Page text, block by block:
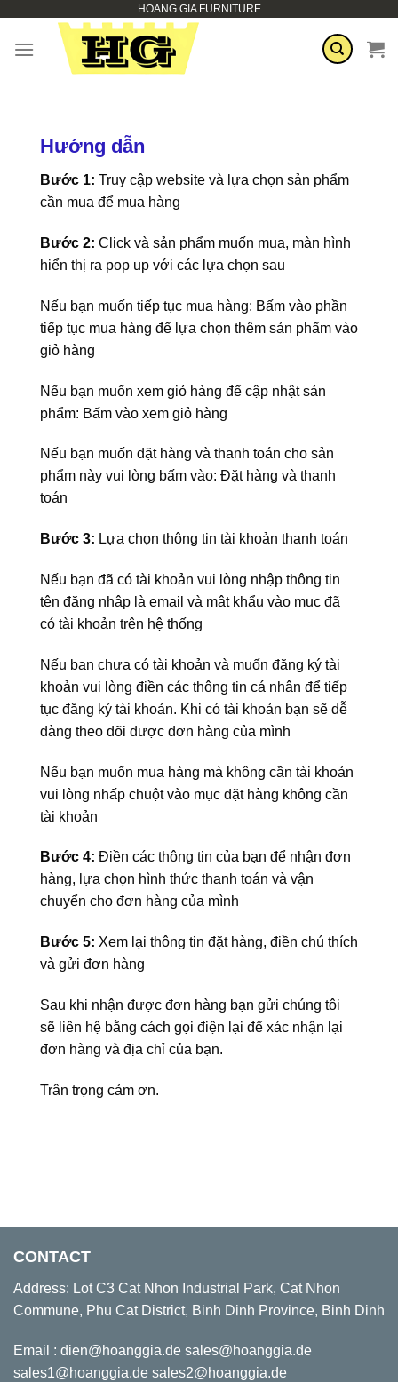
content
HOANG GIA FURNITURE
Hướng dẫn
Bước 1: Truy cập website và lựa chọn sản phẩm
cần mua để mua hàng
Bước 2: Click và sản phẩm muốn mua, màn hình
hiển thị ra pop up với các lựa chọn sau
Nếu bạn muốn tiếp tục mua hàng: Bấm vào phần
tiếp tục mua hàng để lựa chọn thêm sản phẩm vào
giỏ hàng
Nếu bạn muốn xem giỏ hàng để cập nhật sản
phẩm: Bấm vào xem giỏ hàng
Nếu bạn muốn đặt hàng và thanh toán cho sản
phẩm này vui lòng bấm vào: Đặt hàng và thanh
toán
Bước 3: Lựa chọn thông tin tài khoản thanh toán
Nếu bạn đã có tài khoản vui lòng nhập thông tin
tên đăng nhập là email và mật khẩu vào mục đã
có tài khoản trên hệ thống
Nếu bạn chưa có tài khoản và muốn đăng ký tài
khoản vui lòng điền các thông tin cá nhân để tiếp
tục đăng ký tài khoản. Khi có tài khoản bạn sẽ dễ
dàng theo dõi được đơn hàng của mình
Nếu bạn muốn mua hàng mà không cần tài khoản
vui lòng nhấp chuột vào mục đặt hàng không cần
tài khoản
Bước 4: Điền các thông tin của bạn để nhận đơn
hàng, lựa chọn hình thức thanh toán và vận
chuyển cho đơn hàng của mình
Bước 5: Xem lại thông tin đặt hàng, điền chú thích
và gửi đơn hàng
Sau khi nhận được đơn hàng bạn gửi chúng tôi
sẽ liên hệ bằng cách gọi điện lại để xác nhận lại
đơn hàng và địa chỉ của bạn.
Trân trọng cảm ơn.
CONTACT
Address: Lot C3 Cat Nhon Industrial Park, Cat Nhon
Commune, Phu Cat District, Binh Dinh Province, Binh Dinh
Email : dien@hoanggia.de sales@hoanggia.de
sales1@hoanggia.de sales2@hoanggia.de